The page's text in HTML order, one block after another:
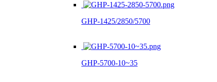
GHP-1425/2850/5700
GHP-5700-10~35